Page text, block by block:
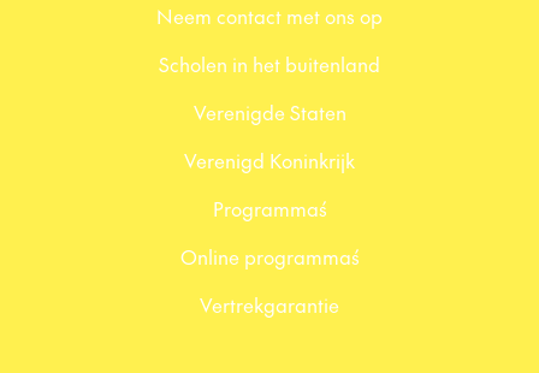
Neem contact met ons op
Scholen in het buitenland
Verenigde Staten
Verenigd Koninkrijk
Programma´s
Online programma´s
Vertrekgarantie